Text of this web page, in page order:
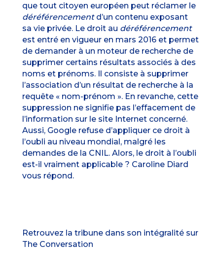
que tout citoyen européen peut réclamer le
déréférencementd’un contenu exposant
sa vie privée. Le droit au déréférencement
est entré en vigueur en mars 2016 et permet
de demander à un moteur de recherche de
supprimer certains résultats associés à des
noms et prénoms. Il consiste à supprimer
l’association d’un résultat de recherche à la
requête « nom-prénom ». En revanche, cette
suppression ne signifie pas l’effacement de
l’information sur le site Internet concerné.
Aussi, Google refuse d’appliquer ce droit à
l’oubli au niveau mondial, malgré les
demandes de la CNIL. Alors, le droit à l’oubli
est-il vraiment applicable ? Caroline Diard
vous répond.
Retrouvez la tribune dans son intégralité sur
The Conversation